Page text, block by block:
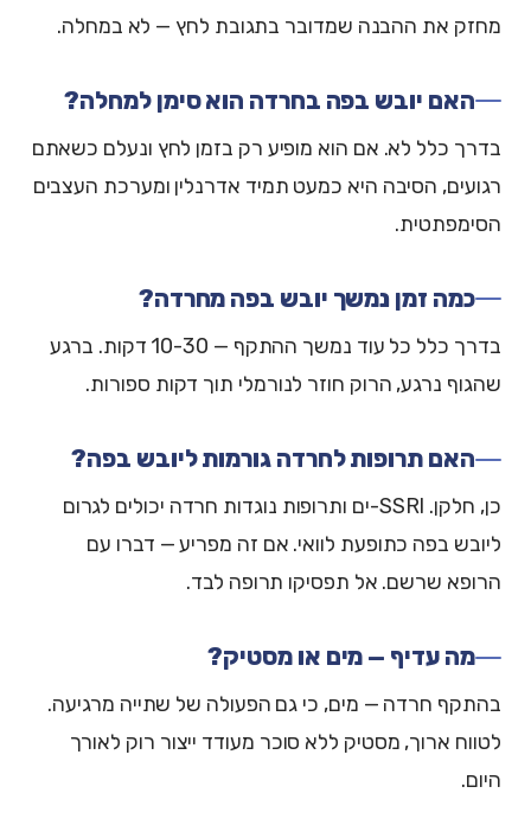
מחזק את ההבנה שמדובר בתגובת לחץ — לא במחלה.
האם יובש בפה בחרדה הוא סימן למחלה?
בדרך כלל לא. אם הוא מופיע רק בזמן לחץ ונעלם כשאתם
רגועים, הסיבה היא כמעט תמיד אדרנלין ומערכת העצבים
הסימפתטית.
כמה זמן נמשך יובש בפה מחרדה?
בדרך כלל כל עוד נמשך ההתקף — 10-30 דקות. ברגע
שהגוף נרגע, הרוק חוזר לנורמלי תוך דקות ספורות.
האם תרופות לחרדה גורמות ליובש בפה?
כן, חלקן. SSRI-ים ותרופות נוגדות חרדה יכולים לגרום
ליובש בפה כתופעת לוואי. אם זה מפריע — דברו עם
הרופא שרשם. אל תפסיקו תרופה לבד.
מה עדיף — מים או מסטיק?
בהתקף חרדה — מים, כי גם הפעולה של שתייה מרגיעה.
לטווח ארוך, מסטיק ללא סוכר מעודד ייצור רוק לאורך
היום.